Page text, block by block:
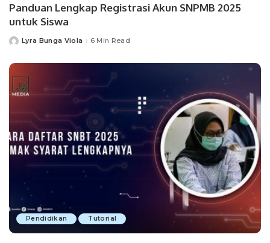
Panduan Lengkap Registrasi Akun SNPMB 2025
untuk Siswa
PostedLyra Bunga Viola 6 Min Read
Pendidikan Tutorial